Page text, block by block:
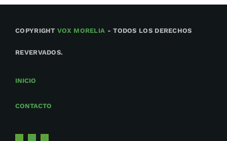
COPYRIGHTVOX MORELIA - TODOS LOS DERECHOS
REVERVADOS.
INICIO
CONTACTO